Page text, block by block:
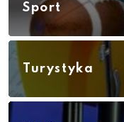
Sport
Turystyka